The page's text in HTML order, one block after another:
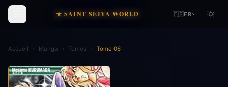
★ SAINT SEIYA WORLD 🇫🇷FR
Accueil › Manga › Tomes › Tome 06